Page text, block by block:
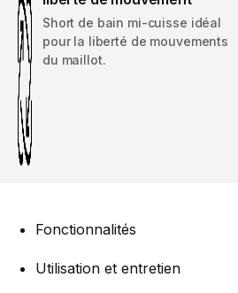
Short de bain mi-cuisse idéal
pour la liberté de mouvements
du maillot.
Fonctionnalités
Utilisation et entretien